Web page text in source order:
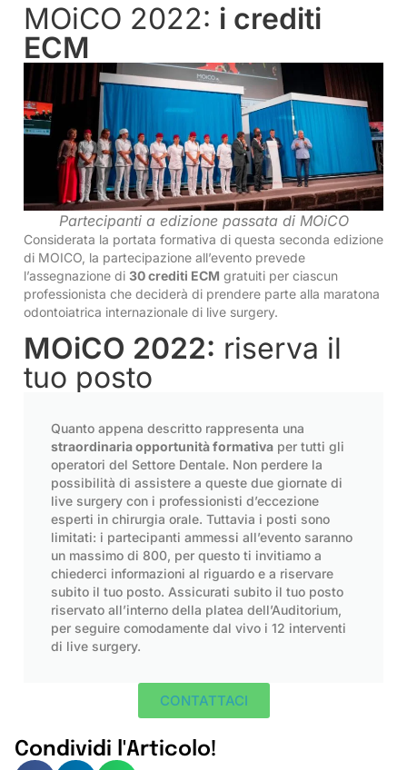
MOiCO 2022: i crediti
ECM
Partecipanti a edizione passata di MOiCO
Considerata la portata formativa di questa seconda edizione
di MOICO, la partecipazione all’evento prevede
l’assegnazione di 30 crediti ECM gratuiti per ciascun
professionista che deciderà di prendere parte alla maratona
odontoiatrica internazionale di live surgery.
MOiCO 2022: riserva il
tuo posto
Quanto appena descritto rappresenta una
straordinaria opportunità formativa per tutti gli
operatori del Settore Dentale. Non perdere la
possibilità di assistere a queste due giornate di
live surgery con i professionisti d’eccezione
esperti in chirurgia orale. Tuttavia i posti sono
limitati: i partecipanti ammessi all’evento saranno
un massimo di 800, per questo ti invitiamo a
chiederci informazioni al riguardo e a riservare
subito il tuo posto. Assicurati subito il tuo posto
riservato all’interno della platea dell’Auditorium,
per seguire comodamente dal vivo i 12 interventi
di live surgery.
CONTATTACI
Condividi l'Articolo!